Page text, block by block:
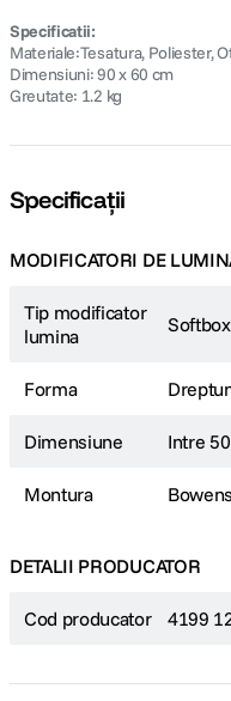
Specificatii:
Materiale:Tesatura, Poliester,
Dimensiuni: 90 x 60 cm
Greutate: 1.2 kg
Specificații
MODIFICATORI DE
Tip modificator
lumina
Softbox
Forma
Dimensiune Intre
Montura Bowens
DETALII PRODUCATOR
Cod producator 4199